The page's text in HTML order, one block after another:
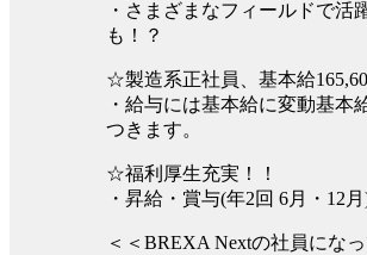
・さまざまなフィールドで活
も！？
☆製造系正社員、基本給
・給与には基本給に変動基本
つきます。
☆福利厚生充実！！
・昇給・賞与(年2回 6月・12月
＜＜BREXA Nextの社員にな